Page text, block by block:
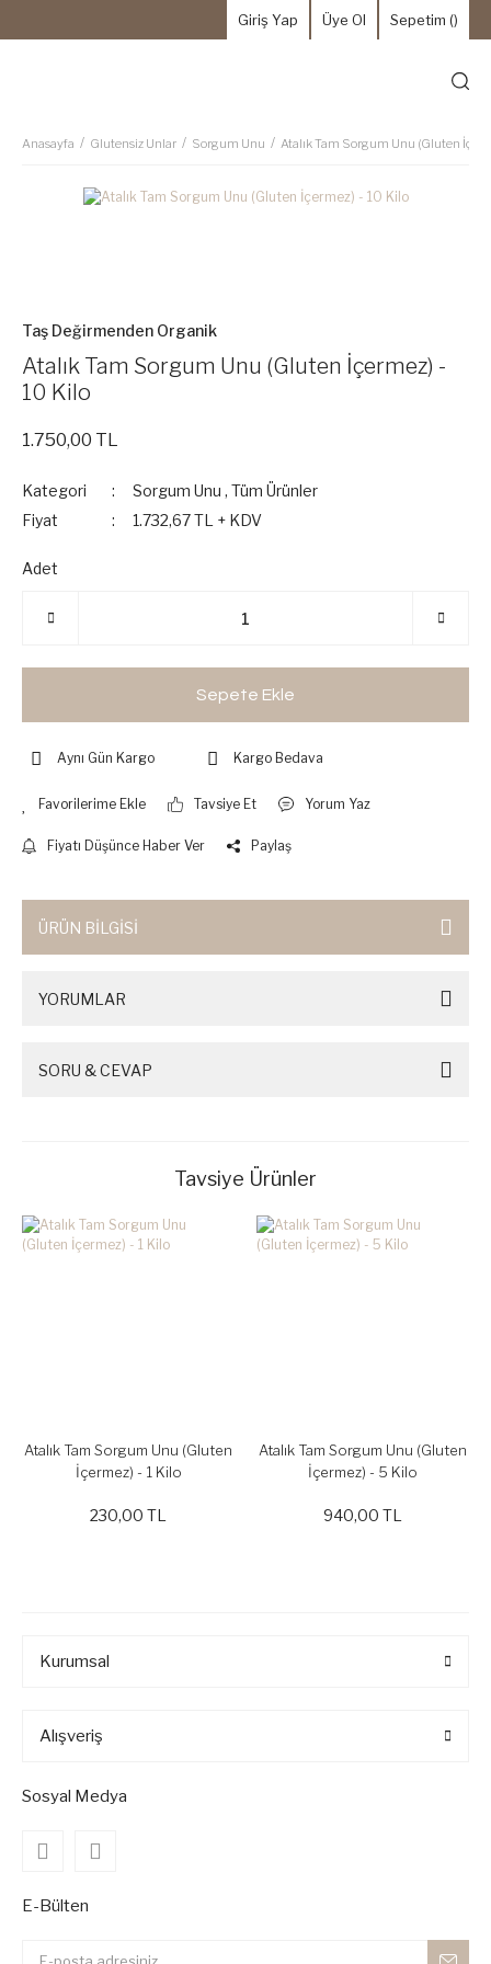
Giriş Yap Üye Ol Sepetim ()
Anasayfa Glutensiz Unlar Sorgum Unu Atalık Tam Sorgum Unu (Gluten
Taş Değirmenden Organik
Atalık Tam Sorgum Unu (Gluten İçermez) -
10 Kilo
1.750,00 TL
Kategori Sorgum Unu , Tüm Ürünler
Fiyat
1.732,67 TL + KDV
Adet
Sepete Ekle
Aynı Gün Kargo Kargo Bedava
Tavsiye Et Yorum Yaz
Fiyatı Düşünce Haber Ver Paylaş
ÜRÜN BİLGİSİ
YORUMLAR
SORU & CEVAP
Tavsiye Ürünler
Atalık Tam Sorgum Unu (Gluten
İçermez) - 1 Kilo
230,00 TL
Atalık Tam Sorgum Unu (Gluten
İçermez) - 5 Kilo
940,00 TL
Kurumsal
Alışveriş
Sosyal Medya
E-Bülten